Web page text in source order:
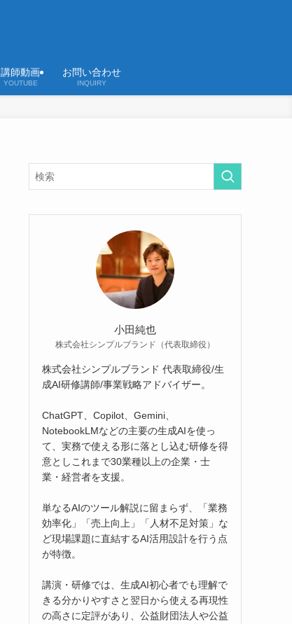
講師動画
YOUTUBE
お問い合わせ
INQUIRY
小田純也
株式会社シンプルブランド（代表取締役）
株式会社シンプルブランド 代表取締役/生
成AI研修講師/事業戦略アドバイザー。
ChatGPT、Copilot、Gemini、
NotebookLMなどの主要の生成AIを使っ
て、実務で使える形に落とし込む研修を得
意としこれまで30業種以上の企業・士
業・経営者を支援。
単なるAIのツール解説に留まらず、「業務
効率化」「売上向上」「人材不足対策」な
ど現場課題に直結するAI活用設計を行う点
が特徴。
講演・研修では、生成AI初心者でも理解で
きる分かりやすさと翌日から使える再現性
の高さに定評があり、公益財団法人や公益